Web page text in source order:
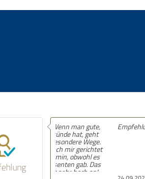
Empfehlung! 5 von 5 Sternen.